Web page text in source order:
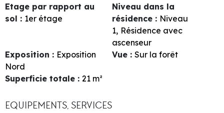
Etage par rapport au
sol : 1er étage
Niveau dans la
résidence : Niveau
1 Résidence avec
ascenseur
Exposition : Exposition
Nord
Vue : Sur la forêt
Superficie totale : 21 m²
EQUIPEMENTS, SERVICES